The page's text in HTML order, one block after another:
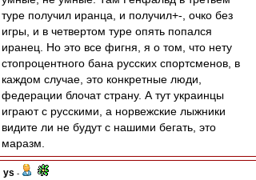
туре получил иранца, и получил+-, очко без
игры, и в четвертом туре опять попался
иранец. Но это все фигня, я о том, что нету
стопроцентного бана русских спортсменов, в
каждом случае, это конкретные люди,
федерации блочат страну. А тут украинцы
играют с русскими, а норвежские лыжники
видите ли не будут с нашими бегать, это
маразм.
ys -